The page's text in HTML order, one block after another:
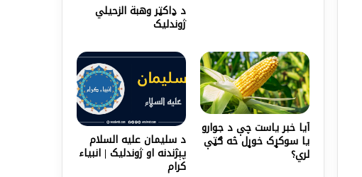
د ډاکټر وهبة الزحيلي
ژوندليک
آیا خبر یاست چې د جوارو
یا سوکړک خوړل څه ګټې
لري؟
د سلیمان علیه السلام
پېژندنه او ژوندلیک | انبیاء
کرام